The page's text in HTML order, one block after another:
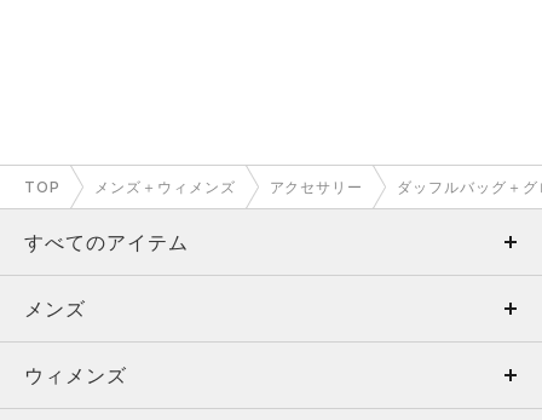
TOP メンズ＋ウィメンズ アクセサリー ダッフルバッグ＋
すべてのアイテム
メンズ
ウィメンズ
メンズ
トップス
ウィメンズ